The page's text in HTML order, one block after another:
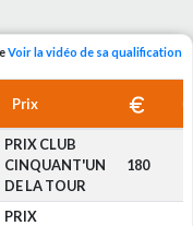
Voir la vidéo de sa qualification
Prix
PRIX CLUB
CINQUANT'UN
DE LA TOUR
180
PRIX